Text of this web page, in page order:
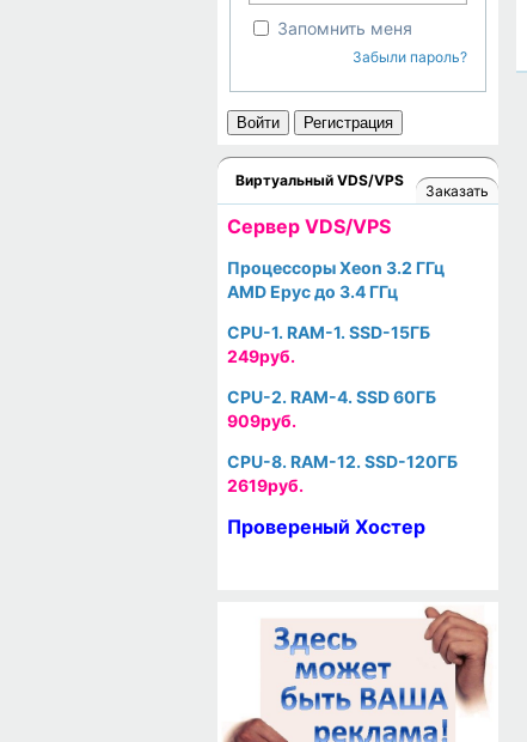
Запомнить меня
Забыли пароль?
Войти Регистрация
Виртуальный VDS/VPS
Заказать
Cервер VDS/VPS
Процессоры Xeon 3.2 ГГц
AMD Epyc до 3.4 ГГц
CPU-1. RAM-1. SSD-15ГБ
249руб.
CPU-2. RAM-4. SSD 60ГБ
909руб.
CPU-8. RAM-12. SSD-120ГБ
2619руб.
Провереный Хостер